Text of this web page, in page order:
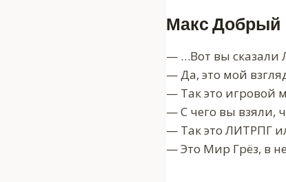
Макс Добрый
— …Вот вы сказали
— Да, это мой
— Так это игровой
— С чего вы взяли,
— Так это ЛИТРПГ
— Это Мир Грёз, в